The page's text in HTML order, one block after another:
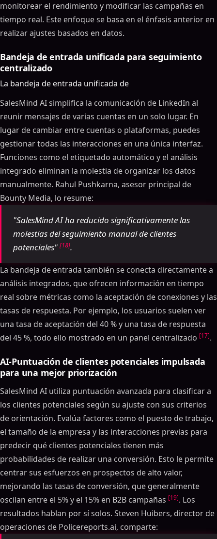
monitorear el rendimiento y modificar las campañas en
tiempo real. Este enfoque se basa en el énfasis anterior en
realizar ajustes basados en datos.
Bandeja de entrada unificada para seguimiento
centralizado
La bandeja de entrada unificada de
SalesMind AI simplifica la comunicación de LinkedIn al
reunir mensajes de varias cuentas en un solo lugar. En
lugar de cambiar entre cuentas o plataformas, puedes
gestionar todas las interacciones en una única interfaz.
Funciones como el etiquetado automático y el análisis
integrado eliminan la molestia de organizar los datos
manualmente. Rahul Pushkarna, asesor principal de
Bounty Media, lo resume:
"SalesMind AI ha reducido significativamente las
molestias del seguimiento manual de clientes
potenciales" [18].
La bandeja de entrada también se conecta directamente a
análisis integrados, que ofrecen información en tiempo
real sobre métricas como la aceptación de conexiones y las
tasas de respuesta. Por ejemplo, los usuarios suelen ver
una tasa de aceptación del 40 % y una tasa de respuesta
del 45 %, todo ello mostrado en un panel centralizado [17].
AI-Puntuación de clientes potenciales impulsada
para una mejor priorización
SalesMind AI utiliza puntuación avanzada para clasificar a
los clientes potenciales según su ajuste con sus criterios
de orientación. Evalúa factores como el puesto de trabajo,
el tamaño de la empresa y las interacciones previas para
predecir qué clientes potenciales tienen más
probabilidades de realizar una conversión. Esto le permite
centrar sus esfuerzos en prospectos de alto valor,
mejorando las tasas de conversión, que generalmente
oscilan entre el 5% y el 15% en B2B campañas [19]. Los
resultados hablan por sí solos. Steven Huibers, director de
operaciones de Policereports.ai, comparte: